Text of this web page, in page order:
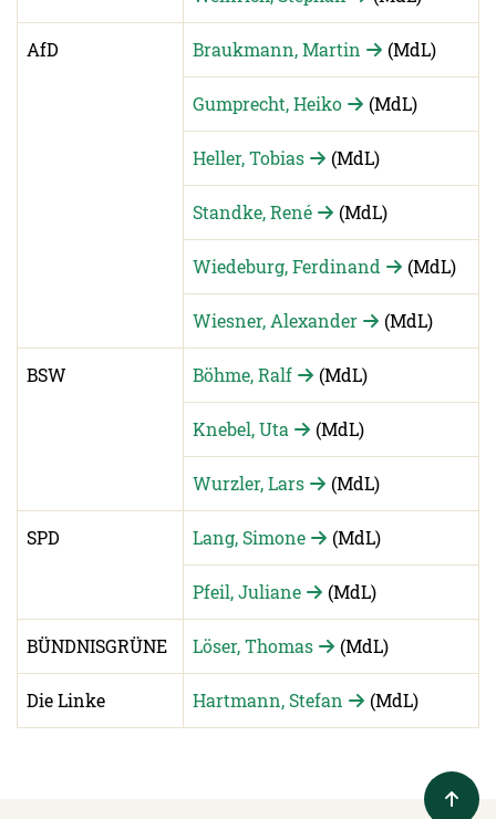
AfD Braukmann, Martin (MdL)
Gumprecht, Heiko (MdL)
Heller, Tobias (MdL)
Standke, René (MdL)
Wiedeburg, Ferdinand (MdL)
Wiesner, Alexander (MdL)
BSW Böhme, Ralf (MdL)
Knebel, Uta (MdL)
Wurzler, Lars (MdL)
SPD Lang, Simone (MdL)
Pfeil, Juliane (MdL)
BÜNDNISGRÜNE Löser, Thomas (MdL)
Die Linke Hartmann, Stefan (MdL)